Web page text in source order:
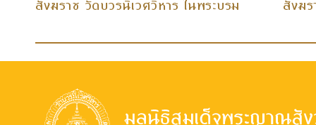
สังฆราช วัดบวรนิเวศวิหาร ในพระบรม
สังฆ